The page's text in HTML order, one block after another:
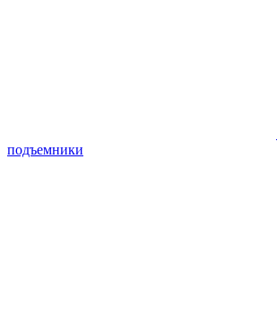
подъемники